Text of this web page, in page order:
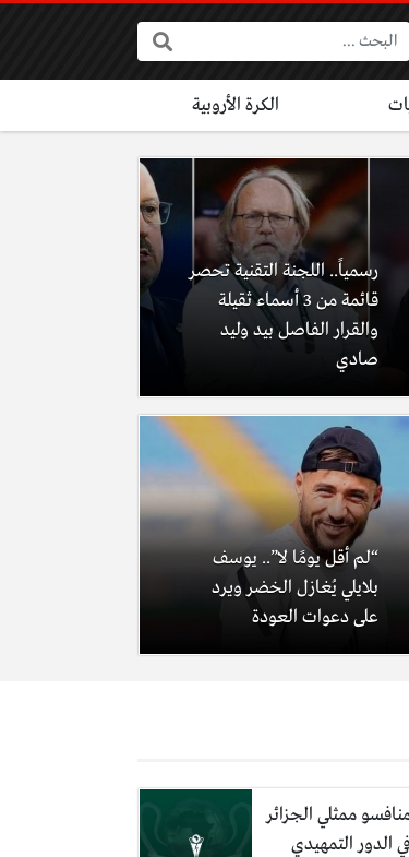
البحث:
الكرة الأروبية
رسمياً.. اللجنة التقنية تحصر
قائمة من 3 أسماء ثقيلة
والقرار الفاصل بيد وليد
صادي
“لم أقل يومًا لا”.. يوسف
بلايلي يُغازل الخضر ويرد
على دعوات العودة
ممثلي الجزائر
في الدور التمهيدي